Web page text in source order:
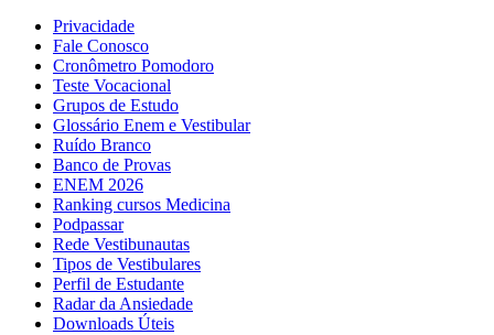
Privacidade
Fale Conosco
Cronômetro Pomodoro
Teste Vocacional
Grupos de Estudo
Glossário Enem e Vestibular
Ruído Branco
Banco de Provas
ENEM 2026
Ranking cursos Medicina
Podpassar
Rede Vestibunautas
Tipos de Vestibulares
Perfil de Estudante
Radar da Ansiedade
Downloads Úteis